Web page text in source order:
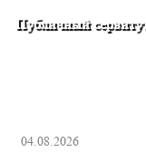
Публичный
04.08.2026